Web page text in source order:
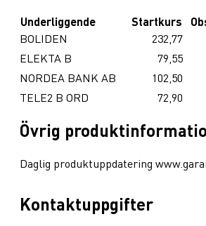
Underliggende Startkurs
BOLIDEN
232,77
ELEKTA B
79,55
NORDEA BANK AB
102,50
TELE2 B ORD
72,90
Övrig
Daglig produktuppdatering
Kontaktuppgifter